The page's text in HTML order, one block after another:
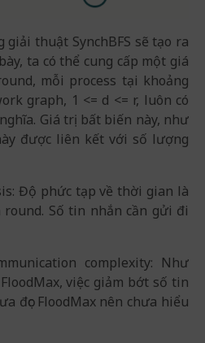
giải thuật SynchBFS sẽ tạo ra
ta có thể cung cấp một giá
mỗi process tại khoảng
graph, 1 <= d <= r, luôn có
Giá trị bất biến này, như
được liên kết với số lượng
Độ phức tạp về thời gian là
round. Số tin nhắn cần gửi đi
complexity: Như
việc giảm bớt số tin
đọc FloodMax nên chưa hiểu